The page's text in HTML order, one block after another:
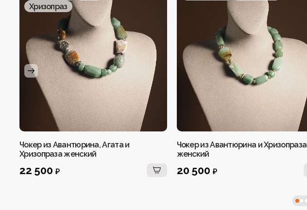
Хризопраз
Чокер из Авантюрина, Агата и
Хризопраза женский
22 500 ₽
Чокер из Авантюрина и Хризопраза
женский
20 500 ₽